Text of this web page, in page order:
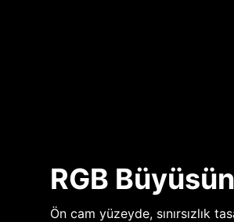
RGB
Ön cam yüzeyde, sınırsızlık